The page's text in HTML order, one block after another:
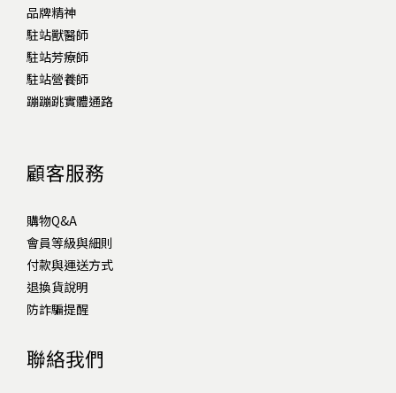
品牌精神
駐站獸醫師
駐站芳療師
駐站營養師
蹦蹦跳實體通路
顧客服務
購物Q&A
會員等級與細則
付款與運送方式
退換貨說明
防詐騙提醒
聯絡我們